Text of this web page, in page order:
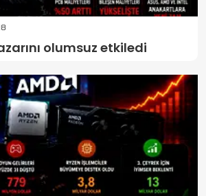
olumsuz etkiledi